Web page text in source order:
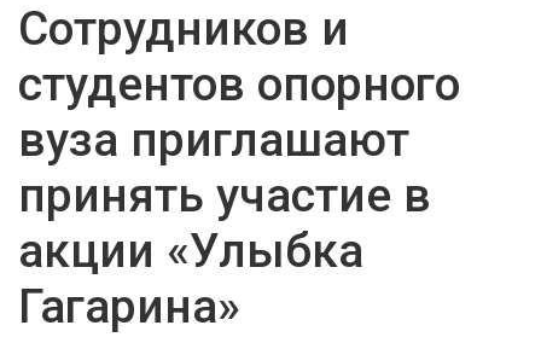
Сотрудников и
студентов опорного
вуза приглашают
принять участие в
акции «Улыбка
Гагарина»